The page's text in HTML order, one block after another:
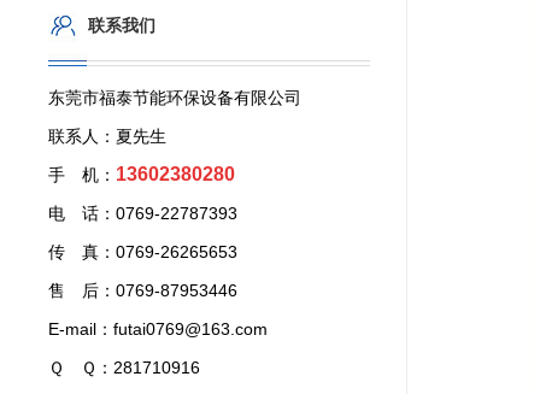
联系我们
东莞市福泰节能环保设备有限公司
联系人：夏先生
手 机： 13602380280
电 话：0769-22787393
传 真：0769-26265653
售 后：0769-87953446
E-mail：futai0769@163.com
Ｑ Ｑ：281710916